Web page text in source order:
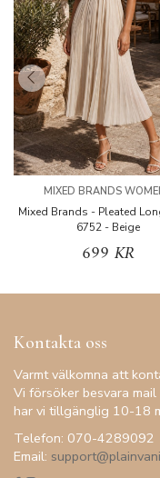
MIXED BRANDS
Mixed Brands - Pleated
6752 - Beige
699 KR
Kontakta oss
Varmt välkomna att
Vi försöker besvara
har vi tillgänglig 10-18
Telefon: 070-4289092
Email: